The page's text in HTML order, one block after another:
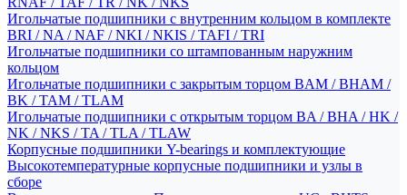
Игольчатые подшипники с внутренним кольцом в комплекте
BRI / NA / NAF / NKI / NKIS / TAFI / TRI
Игольчатые подшипники со штампованным наружним
кольцом
Игольчатые подшипники с закрытым торцом BAM / BHAM /
BK / TAM / TLAM
Игольчатые подшипники с открытым торцом BA / BHA / HK /
NK / NKS / TA / TLA / TLAW
Корпусные подшипники Y-bearings и комплектующие
Высокотемпературные корпусные подшипники и узлы в
сборе